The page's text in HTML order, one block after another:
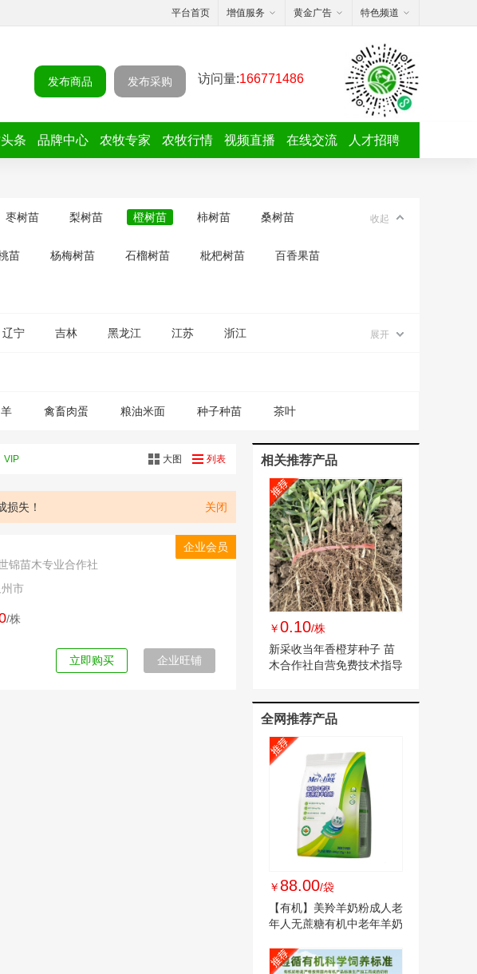
平台首页 增值服务 黄金广告 特色频道
访问量:166771486
发布采购
发布商品
条 品牌中心 农牧专家 农牧行情 视频直播 在线交流 人才招聘
枣树苗 梨树苗 橙树苗 柿树苗 桑树苗
苗 杨梅树苗 石榴树苗 枇杷树苗 百香果苗
收起
辽宁 吉林 黑龙江 江苏 浙江 展开
羊 禽畜肉蛋 粮油米面 种子种苗 茶叶
VIP 大图 列表
损失！ 关闭
/株
锦苗木专业合作社
市
企业会员
立即购买 企业旺铺
相关推荐产品
￥0.10/株
新采收当年香橙芽种子 苗
木合作社自营免费技术指导
全网推荐产品
￥ 88.00/袋
【有机】美羚羊奶粉成人老
年人无蔗糖有机中老年羊奶